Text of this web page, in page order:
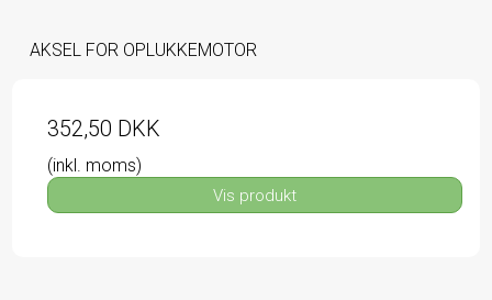
AKSEL FOR OPLUKKEMOTOR
352,50 DKK
(inkl. moms)
Vis produkt